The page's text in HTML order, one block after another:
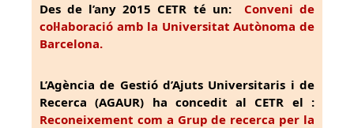
Des de l’any 2015 CETR té un: Conveni de
col·laboració amb la Universitat Autònoma de
Barcelona.
L’Agència de Gestió d’Ajuts Universitaris i de
Recerca (AGAUR) ha concedit al CETR el :
Reconeixement com a Grup de recerca per la